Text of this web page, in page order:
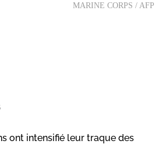
MARINE CORPS / AFP
ont intensifié leur traque des